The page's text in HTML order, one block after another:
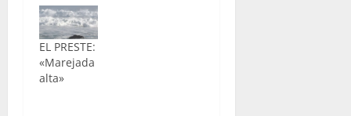
EL PRESTE:
«Marejada
alta»